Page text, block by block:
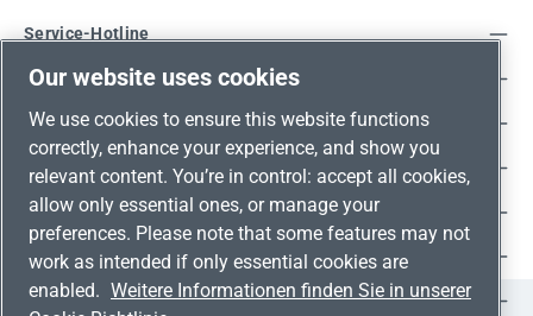
Service-Hotline
Unsere Vorteile
Versandarten
Zahlungsarten
Adresse
Umweltschutz & Partnerschaft
Jetzt auf Social Media folgen!
Our website uses cookies
We use cookies to ensure this website functions
correctly, enhance your experience, and show you
relevant content. You’re in control: accept all cookies,
allow only essential ones, or manage your
preferences. Please note that some features may not
work as intended if only essential cookies are
enabled. Weitere Informationen finden Sie in unserer